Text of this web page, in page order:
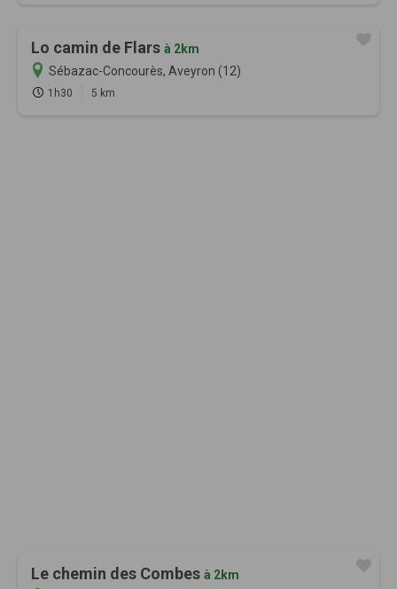
Lo camin de Flars à 2km
Sébazac-Concourès, Aveyron (12)
1h30 5 km
Le chemin des Combes à 2km